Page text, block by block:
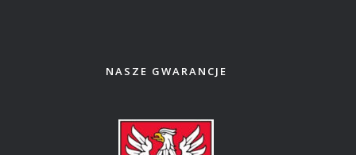
NASZE GWARANCJE